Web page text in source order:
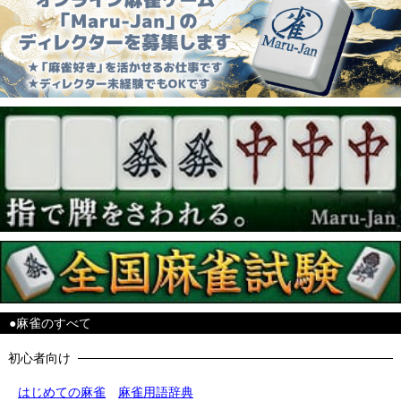
●麻雀のすべて
初心者向け
はじめての麻雀 麻雀用語辞典